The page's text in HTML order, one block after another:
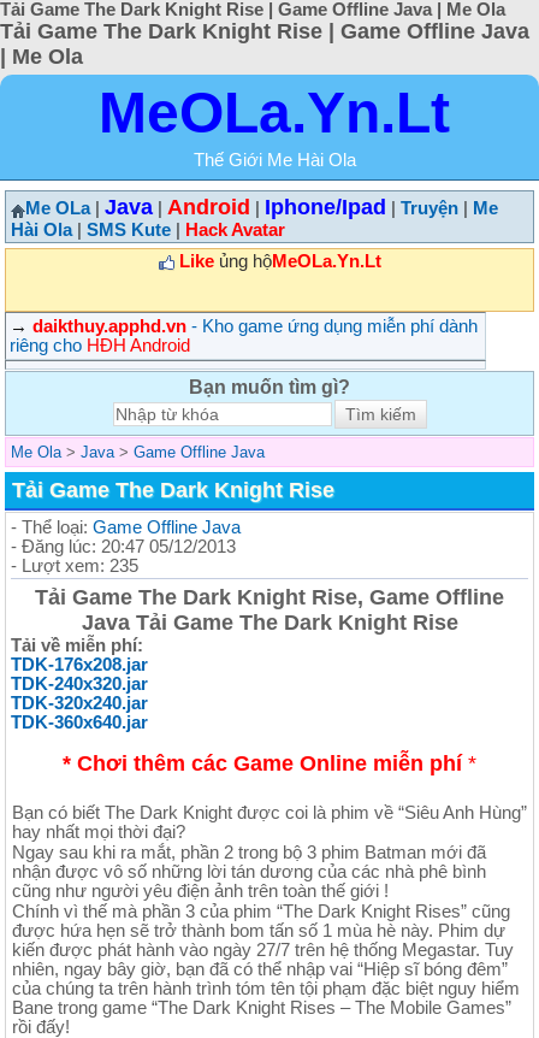
Tải Game The Dark Knight Rise | Game Offline Java | Me Ola
Tải Game The Dark Knight Rise | Game Offline Java
| Me Ola
MeOLa.Yn.Lt
Thế Giới Me Hài Ola
Me OLa| Java Android Iphone/Ipad Truyện
Me
Hài Ola| SMS Kute
Hack Avatar
Likeủng hộMeOLa.Yn.Lt
→ daikthuy.apphd.vn - Kho game ứng dụng miễn phí dành
riêng cho HĐH Android
Bạn muốn tìm gì?
Me Ola > Java > Game Offline Java
Tải Game The Dark Knight Rise
- Thể loại: Game Offline Java
- Đăng lúc: 20:47 05/12/2013
- Lượt xem: 235
Tải Game The Dark Knight Rise, Game Offline
Java Tải Game The Dark Knight Rise
Tải về miễn phí:
TDK-176x208.jar
TDK-240x320.jar
TDK-320x240.jar
TDK-360x640.jar
* Chơi thêm các Game Online miễn phí *
Bạn có biết The Dark Knight được coi là phim về “Siêu Anh Hùng”
hay nhất mọi thời đại?
Ngay sau khi ra mắt, phần 2 trong bộ 3 phim Batman mới đã
nhận được vô số những lời tán dương của các nhà phê bình
cũng như người yêu điện ảnh trên toàn thế giới !
Chính vì thế mà phần 3 của phim “The Dark Knight Rises” cũng
được hứa hẹn sẽ trở thành bom tấn số 1 mùa hè này. Phim dự
kiến được phát hành vào ngày 27/7 trên hệ thống Megastar. Tuy
nhiên, ngay bây giờ, bạn đã có thể nhập vai “Hiệp sĩ bóng đêm”
của chúng ta trên hành trình tóm tên tội phạm đặc biệt nguy hiểm
Bane trong game “The Dark Knight Rises – The Mobile Games”
rồi đấy!